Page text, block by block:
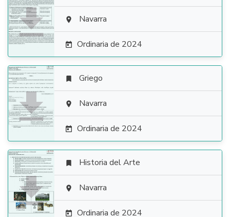
  Navarra
 Ordinaria de 2024

 Griego
 Navarra
 Ordinaria de 2024

 Historia del Arte
 Navarra
 Ordinaria de 2024